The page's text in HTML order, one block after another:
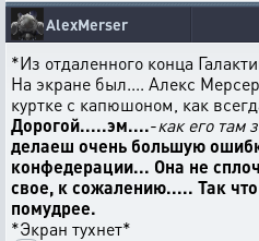
AlexMerser
*Из отдаленного конца
На экране был.... Алекс
куртке с капюшоном, как
Дорогой.....эм....-как его там
делаеш очень большую
конфедерации... Она не
свое, к сожалению..... Так
помудрее.
*Экран тухнет*